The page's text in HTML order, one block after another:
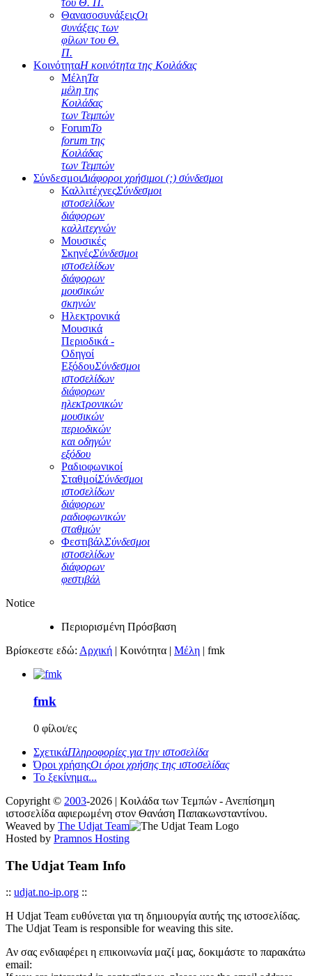
του Θ. Π.
ΘανασοσυνάξειςΟι
συνάξεις των
φίλων του Θ.
Π.
ΚοινότηταΗ κοινότητα της Κοιλάδας
ΜέληΤα
μέλη της
Κοιλάδας
των Τεμπών
ForumΤο
forum της
Κοιλάδας
των Τεμπών
ΣύνδεσμοιΔιάφοροι χρήσιμοι (;) σύνδεσμοι
ΚαλλιτέχνεςΣύνδεσμοι
ιστοσελίδων
διάφορων
καλλιτεχνών
Μουσικές
ΣκηνέςΣύνδεσμοι
ιστοσελίδων
διάφορων
μουσικών
σκηνών
Ηλεκτρονικά
Μουσικά
Περιοδικά -
Οδηγοί
ΕξόδουΣύνδεσμοι
ιστοσελίδων
διάφορων
ηλεκτρονικών
μουσικών
περιοδικών
και οδηγών
εξόδου
Ραδιοφωνικοί
ΣταθμοίΣύνδεσμοι
ιστοσελίδων
διάφορων
ραδιοφωνικών
σταθμών
ΦεστιβάλΣύνδεσμοι
ιστοσελίδων
διάφορων
φεστιβάλ
Notice
Περιορισμένη Πρόσβαση
Βρίσκεστε εδώ: Αρχική | Κοινότητα | Μέλη | fmk
fmk
0 φίλοι/ες
ΣχετικάΠληροφορίες για την ιστοσελίδα
Όροι χρήσηςΟι όροι χρήσης της ιστοσελίδας
Το ξεκίνημα...
Copyright © 2003-2026 | Κοιλάδα των Τεμπών - Ανεπίσημη
ιστοσελίδα αφιερωμένη στον Θανάση Παπακωνσταντίνου.
Weaved by The Udjat Team
Hosted by Pramnos Hosting
The Udjat Team Info
:: udjat.no-ip.org ::
Η Udjat Team ευθύνεται για τη δημιουργία αυτής της ιστοσελίδας.
The Udjat Team is responsible for weaving this site.
Αν σας ενδιαφέρει η επικοινωνία μαζί μας, δοκιμάστε το παρακάτω
email: